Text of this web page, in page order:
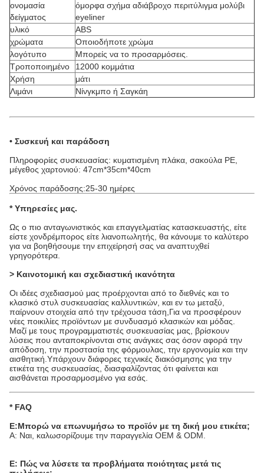
ονομασία
δείγματος
όμορφα σχήμα αδιάβροχο περιτύλιγμα μολύβι
eyeliner
υλικό
ABS
χρώματα
Οποιοδήποτε χρώμα
λογότυπο
Μπορείς να το προσαρμόσεις.
Τροποποιημένο
12000 κομμάτια
Χρήση
μάτι
Λιμάνι
Νίνγκμπο ή Σαγκάη
• Συσκευή και παράδοση
Πληροφορίες συσκευασίας: κυματισμένη πλάκα, σακούλα PE,
μέγεθος χαρτονιού: 47cm*35cm*40cm
Χρόνος παράδοσης:25-30 ημέρες
* Υπηρεσίες μας.
Ως ο πιο ανταγωνιστικός και επαγγελματίας κατασκευαστής, είτε
είστε χονδρέμπορος είτε λιανοπωλητής, θα κάνουμε το καλύτερο
για να βοηθήσουμε την επιχείρησή σας να αναπτυχθεί
γρηγορότερα.
> Καινοτομική και σχεδιαστική ικανότητα
Οι ιδέες σχεδιασμού μας προέρχονται από το διεθνές και το
κλασικό στυλ συσκευασίας καλλυντικών, και εν τω μεταξύ,
παίρνουν στοιχεία από την τρέχουσα τάση,Για να προσφέρουν
νέες ποικιλίες προϊόντων με συνδυασμό κλασικών και μόδας.
Μαζί με τους προγραμματιστές συσκευασίας μας, βρίσκουν
λύσεις που ανταποκρίνονται στις ανάγκες σας όσον αφορά την
απόδοση, την προστασία της φόρμουλας, την εργονομία και την
αισθητική.Υπάρχουν διάφορες τεχνικές διακόσμησης για την
ετικέτα της συσκευασίας, διασφαλίζοντας ότι φαίνεται και
αισθάνεται προσαρμοσμένο για εσάς.
* FAQ
Ε:Μπορώ να επωνυμήσω το προϊόν με τη δική μου ετικέτα;
Α: Ναι, καλωσορίζουμε την παραγγελία OEM & ODM.
Ε: Πώς να λύσετε τα προβλήματα ποιότητας μετά τις